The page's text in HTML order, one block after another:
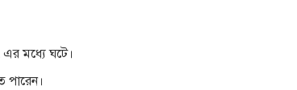
এর মধ্যে ঘটে।
পারেন।